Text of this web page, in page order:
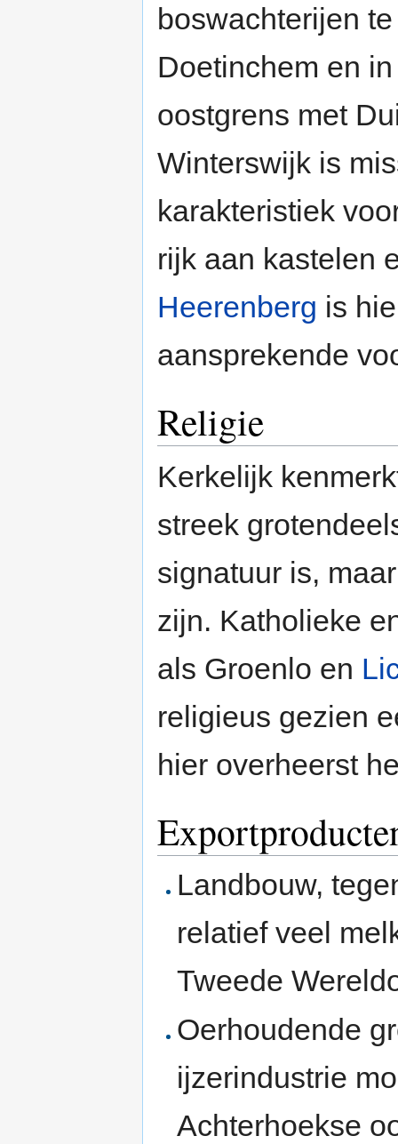
boswachterijen
Doetinchem en
oostgrens met
Winterswijk is
karakteristiek
rijk aan kastelen
Heerenberg is
aansprekende
Religie
Kerkelijk
streek
signatuur is,
zijn. Katholieke
als Groenlo en
religieus gezien
hier overheerst
Landbouw,
relatief veel
Tweede
Oerhoudende
ijzerindustrie
Achterhoekse